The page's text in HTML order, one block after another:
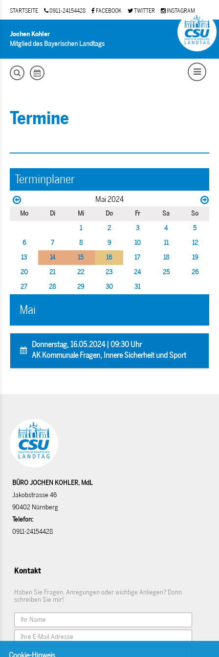
STARTSEITE 0911-24154428 FACEBOOK TWITTER INSTAGRAM
Jochen Kohler
Mitglied des Bayerischen Landtags
Termine
Terminplaner
Mai 2024
Mo Di Mi Do Fr Sa
So
1
2 3 4
5
6
7 8 9 10 11
12
13
14 15 16 17 18
19
20
21 22 23 24 25
26
27
28 29 30 31
Mai
Donnerstag, 16.05.2024 | 09:30 Uhr
AK Kommunale Fragen, Innere Sicherheit und Sport
BÜRO JOCHEN KOHLER, MdL
Jakobstrasse 46
90402 Nürnberg
Telefon:
0911-24154428
Kontakt
Haben Sie Fragen, Anregungen oder wichtige Anliegen? Dann
schreiben Sie mir!